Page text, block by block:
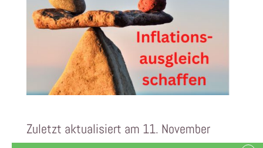
Zuletzt aktualisiert am 11. November